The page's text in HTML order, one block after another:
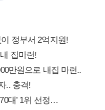
정부서 2억지원!
집마련!
만원으로 내집 마련..
.. 충격!
대’ 1위 선정…